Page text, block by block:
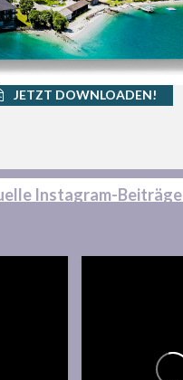
JETZT DOWNLOADEN!
Instagram-Beiträge